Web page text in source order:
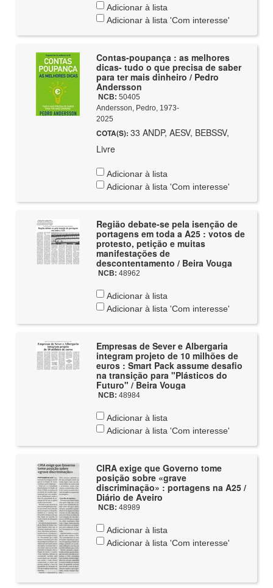
Adicionar à lista
Adicionar à lista 'Com interesse'
Contas-poupança : as melhores
dicas- tudo o que precisa de saber
para ter mais dinheiro / Pedro
Andersson
NCB: 50405
Andersson, Pedro, 1973-
2025
COTA(S): 33 ANDP, AESV, BEBSSV,
Livre
Adicionar à lista
Adicionar à lista 'Com interesse'
Região debate-se pela isenção de
portagens em toda a A25 : votos de
protesto, petição e muitas
manifestações de
descontentamento / Beira Vouga
NCB: 48962
Adicionar à lista
Adicionar à lista 'Com interesse'
Empresas de Sever e Albergaria
integram projeto de 10 milhões de
euros : Smart Pack assume desafio
na transição para "Plásticos do
Futuro" / Beira Vouga
NCB: 48984
Adicionar à lista
Adicionar à lista 'Com interesse'
CIRA exige que Governo tome
posição sobre «grave
discriminação» : portagens na A25 /
Diário de Aveiro
NCB: 48989
Adicionar à lista
Adicionar à lista 'Com interesse'